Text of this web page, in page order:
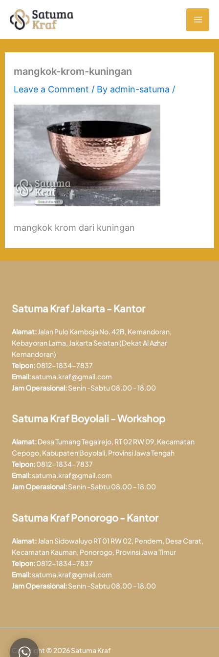
mangkok-krom-kuningan
Leave a Comment / By admin-satuma /
mangkok krom dari kuningan
Satuma Kraf Jakarta - Kantor
Alamat:Jalan Pulo Kamboja No. 42B, Kemandoran,
Kebayoran Lama, Jakarta Selatan (Dekat Al Azhar
Kemandoran)
Telpon:0812-1834-7837
Email:satuma.kraf@gmail.com
Jam Operasional:Senin -Sabtu 08.00 - 18.00
Satuma Kraf Boyolali - Workshop
Alamat:Desa Tumang Tegalrejo, RT 02 RW 09, Kecamatan
Cepogo, Kabupaten Boyolali, Provinsi Jawa Tengah
Telpon:0812-1834-7837
Email:satuma.kraf@gmail.com
Jam Operasional:Senin -Sabtu 08.00 - 18.00
Satuma Kraf Ponorogo - Kantor
Alamat:Jalan Sidowaluyo RT 01 RW 02, Pendem, Desa Carat,
Kecamatan Kauman, Ponorogo, Provinsi Jawa Timur
Telpon:0812-1834-7837
Email:satuma.kraf@gmail.com
Jam Operasional:Senin -Sabtu 08.00 - 18.00
Copyright © 2026 Satuma Kraf